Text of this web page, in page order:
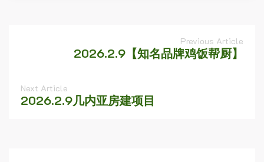
Previous Article
2026.2.9【知名品牌鸡饭帮厨】
Next Article
2026.2.9几内亚房建项目